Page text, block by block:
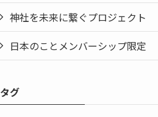
神社を未来に繋ぐプロジェクト
日本のことメンバーシップ限定
タグ